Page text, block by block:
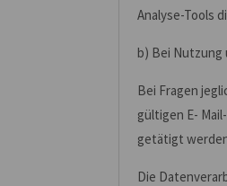
Analyse-Tools
b) Bei Nutzung
Bei Fragen
gültigen E-
getätigt
Die